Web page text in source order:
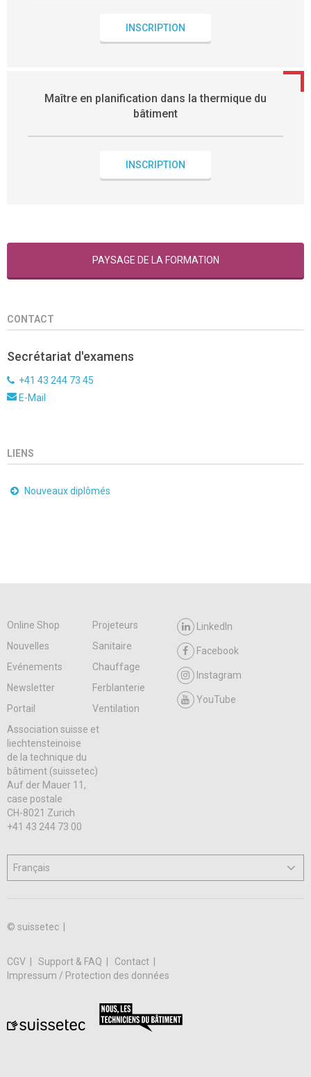
INSCRIPTION
Maître en planification dans la thermique du
bâtiment
INSCRIPTION
PAYSAGE DE LA FORMATION
CONTACT
Secrétariat d'examens
+41 43 244 73 45
E-Mail
LIENS
Nouveaux diplômés
Online Shop
Projeteurs
Nouvelles
Sanitaire
Evénements
Chauffage
Newsletter
Ferblanterie
Portail
Ventilation
LinkedIn
Facebook
Instagram
YouTube
Association suisse et
liechtensteinoise
de la technique du
bâtiment (suissetec)
Auf der Mauer 11,
case postale
CH-8021 Zurich
+41 43 244 73 00
© suissetec |
CGV Support & FAQ
Contact
Impressum / Protection des données